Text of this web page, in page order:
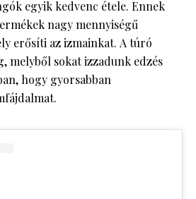
egyik kedvenc étele. Ennek
nagy mennyiségű
erősíti az izmainkat. A túró
melyből sokat izzadunk edzés
hogy gyorsabban